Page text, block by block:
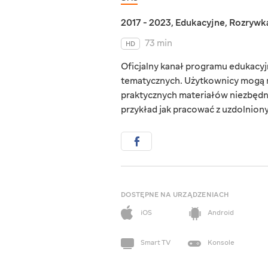
2017 - 2023, Edukacyjne,
HD
73 min
Oficjalny kanał programu
tematycznych. Użytkownicy
praktycznych materiałów
przykład jak pracować z
DOSTĘPNE NA URZĄDZENIACH
iOS
Android
Smart TV Konsole